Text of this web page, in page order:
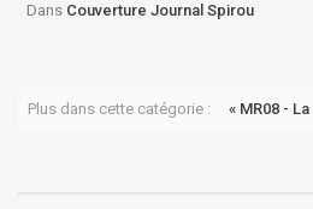
Dans Couverture Journal Spirou
Plus dans cette catégorie : « MR08 -